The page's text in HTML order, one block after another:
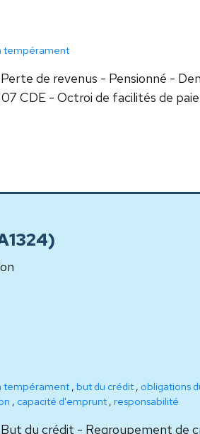
tempérament
de revenus - Pensionné -
CDE - Octroi de facilités de
tempérament, but du crédit, obligations
, capacité d'emprunt, responsabilité
du crédit - Regroupement de